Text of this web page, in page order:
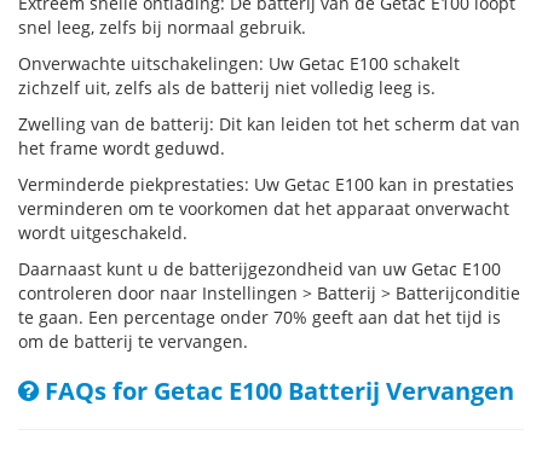
snel leeg, zelfs bij normaal gebruik.
Onverwachte uitschakelingen: Uw Getac E100 schakelt
zichzelf uit, zelfs als de batterij niet volledig leeg is.
Zwelling van de batterij: Dit kan leiden tot het scherm dat van
het frame wordt geduwd.
Verminderde piekprestaties: Uw Getac E100 kan in prestaties
verminderen om te voorkomen dat het apparaat onverwacht
wordt uitgeschakeld.
Daarnaast kunt u de batterijgezondheid van uw Getac E100
controleren door naar Instellingen > Batterij > Batterijconditie
te gaan. Een percentage onder 70% geeft aan dat het tijd is
om de batterij te vervangen.
FAQs for Getac E100 Batterij Vervangen